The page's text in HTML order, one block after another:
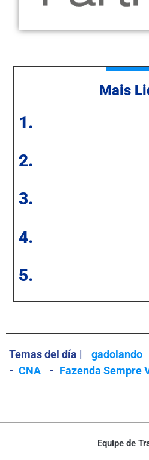
Mais
1.
2.
3.
4.
5.
Temas del día | gadolando
- CNA - Fazenda Sempre
Equipe de